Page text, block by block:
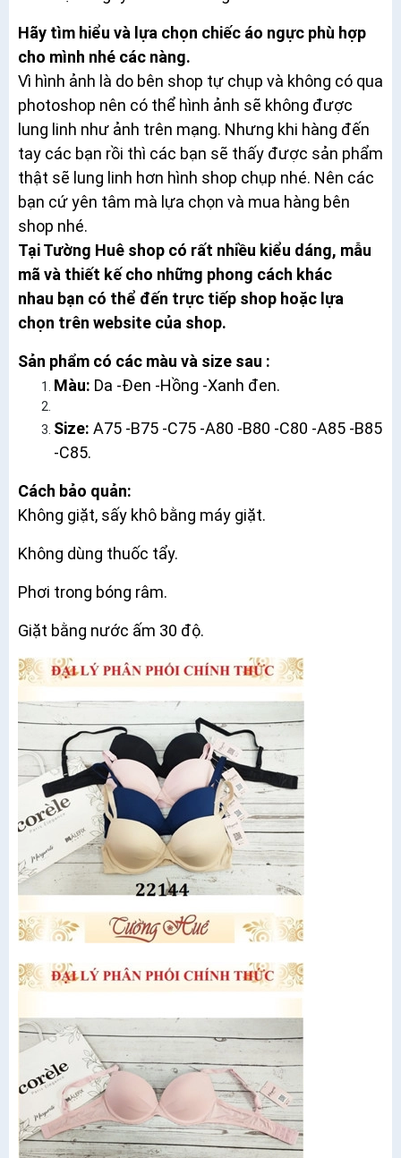
Hãy tìm hiểu và lựa chọn chiếc áo ngực phù hợp
cho mình nhé các nàng.
Vì hình ảnh là do bên shop tự chụp và không có qua
photoshop nên có thể hình ảnh sẽ không được
lung linh như ảnh trên mạng. Nhưng khi hàng đến
tay các bạn rồi thì các bạn sẽ thấy được sản phẩm
thật sẽ lung linh hơn hình shop chụp nhé. Nên các
bạn cứ yên tâm mà lựa chọn và mua hàng bên
shop nhé.
Tại Tường Huê shop có rất nhiều kiểu dáng, mẫu
mã và thiết kế cho những phong cách khác
nhau bạn có thể đến trực tiếp shop hoặc lựa
chọn trên website của shop.
Sản phẩm có các màu và size sau :
Màu: Da -Đen -Hồng -Xanh đen.
Size: A75 -B75 -C75 -A80 -B80 -C80 -A85 -B85
-C85.
Cách bảo quản:
Không giặt, sấy khô bằng máy giặt.
Không dùng thuốc tẩy.
Phơi trong bóng râm.
Giặt bằng nước ấm 30 độ.